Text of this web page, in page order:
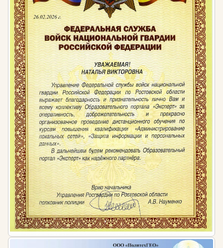
лиц, осуществляющих предпринимательскую
деятельность без образования юридического
лица от 1 тысячи до 5 тысяч рублей
юридических лиц от 30 тысяч до 50 тысяч
рублей
Помимо этого, на основании КоАП РФ Статьи 6.6.
существует административная ответственность за
нарушение санитарно-эпидемиологических
требований к организации питания населения в
специально оборудованных местах. Она влечет
наложение административного штрафа:
на граждан в размере от 1000 до 1500 рублей;
на должностных лиц — от 5000 до 10000
рублей;
на лиц, осуществляющих предпринимательскую
деятельность без образования юридического
лица, — от 5000 до 10000 рублей или
административное приостановление
деятельности на срок до 90 суток;